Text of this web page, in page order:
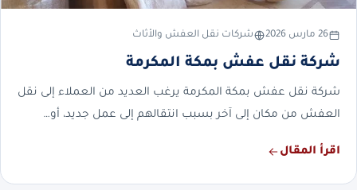
26 مارس 2026 شركات نقل العفش والأثاث
شركة نقل عفش بمكة المكرمة
شركة نقل عفش بمكة المكرمة يرغب العديد من العملاء إلى نقل
العفش من مكان إلى آخر بسبب انتقالهم إلى عمل جديد، أو…
اقرأ المقال